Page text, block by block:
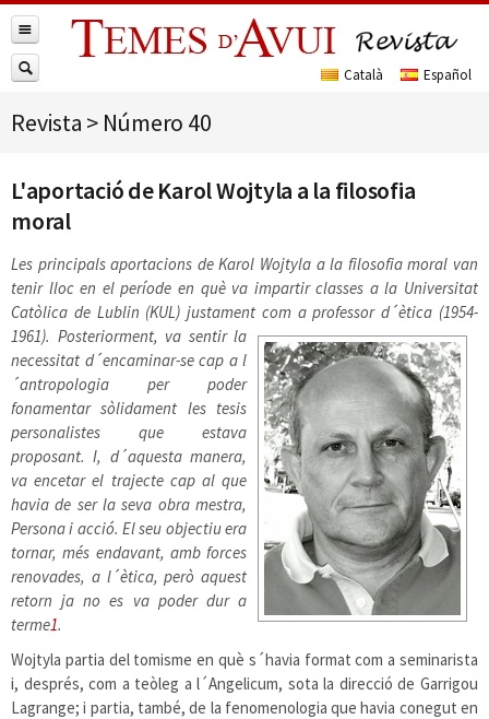
Revista > Número 40
L'aportació de Karol Wojtyla a la filosofia
moral
Les principals aportacions de Karol Wojtyla a la filosofia moral van
tenir lloc en el període en què va impartir classes a la Universitat
Catòlica de Lublin (KUL) justament com a professor d´ètica (1954-
1961). Posteriorment, va sentir la
necessitat d´encaminar-se cap a l
´antropologia per poder
fonamentar sòlidament les tesis
personalistes que estava
proposant. I, d´aquesta manera,
va encetar el trajecte cap al que
havia de ser la seva obra mestra,
Persona i acció. El seu objectiu era
tornar, més endavant, amb forces
renovades, a l´ètica, però aquest
retorn ja no es va poder dur a
terme1.
Wojtyla partia del tomisme en què s´havia format com a seminarista
i, després, com a teòleg a l´Angelicum, sota la direcció de Garrigou
Lagrange; i partia, també, de la fenomenologia que havia conegut en